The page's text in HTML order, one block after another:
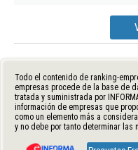
Todo el contenido de ranking-
empresas procede de la base de
tratada y suministrada por
información de empresas que
como un elemento más a
y no debe por tanto determinar las